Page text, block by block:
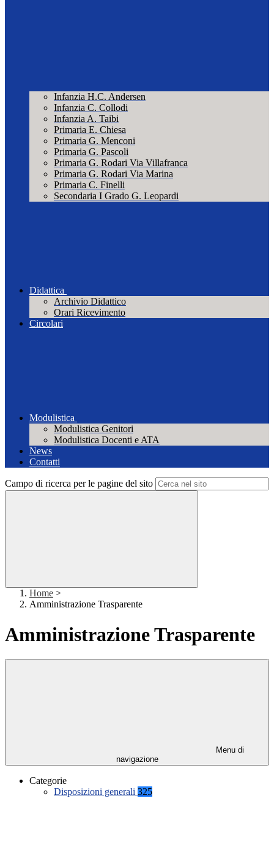
Infanzia H.C. Andersen
Infanzia C. Collodi
Infanzia A. Taibi
Primaria E. Chiesa
Primaria G. Menconi
Primaria G. Pascoli
Primaria G. Rodari Via Villafranca
Primaria G. Rodari Via Marina
Primaria C. Finelli
Secondaria I Grado G. Leopardi
Didattica
Archivio Didattico
Orari Ricevimento
Circolari
Modulistica
Modulistica Genitori
Modulistica Docenti e ATA
News
Contatti
Campo di ricerca per le pagine del sito
Home >
Amministrazione Trasparente
Amministrazione Trasparente
Menu di
navigazione
Categorie
Disposizioni generali 325